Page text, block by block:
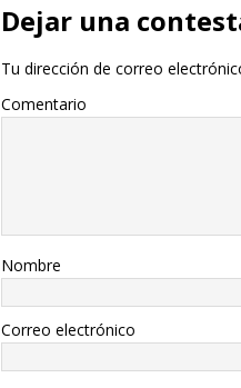
Dejar una
Tu dirección de correo
Comentario
Nombre
Correo electrónico